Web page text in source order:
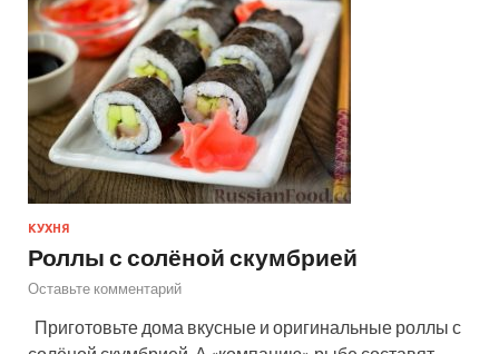
КУХНЯ
Роллы с солёной скумбрией
Оставьте комментарий
Приготовьте дома вкусные и оригинальные роллы с